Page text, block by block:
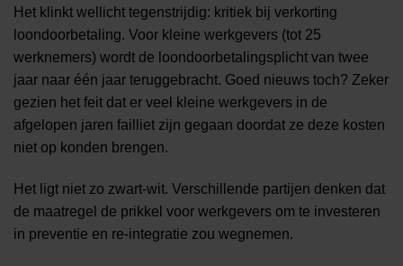
Het klinkt wellicht tegenstrijdig: kritiek bij verkorting
loondoorbetaling. Voor kleine werkgevers (tot 25
werknemers) wordt de loondoorbetalingsplicht van twee
jaar naar één jaar teruggebracht. Goed nieuws toch? Zeker
gezien het feit dat er veel kleine werkgevers in de
afgelopen jaren failliet zijn gegaan doordat ze deze kosten
niet op konden brengen.
Het ligt niet zo zwart-wit. Verschillende partijen denken dat
de maatregel de prikkel voor werkgevers om te investeren
in preventie en re-integratie zou wegnemen.